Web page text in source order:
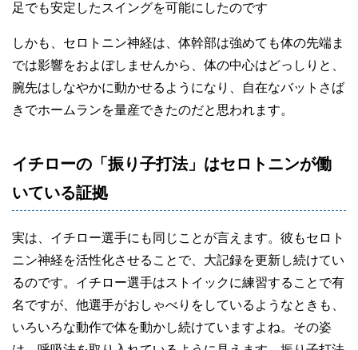
足でも安定したスイングを可能にしたのです
しかも、セロトニン神経は、体幹部は強めても体の先端ま
では影響をおよぼしませんから、体の中心はどっしりと、
腕先はしなやかに動かせるようになり、自在なバットさば
きでホームランを量産できたのだと思われます。
イチローの「振り子打法」はセロトニンが働
いている証拠
実は、イチロー選手にも同じことが言えます。彼もセロト
ニン神経を活性化させることで、大記録を更新し続けてい
るのです。イチロー選手はストイックに練習することで有
名ですが、他選手がおしゃべりをしているようなときも、
いろいろな動作で体を動かし続けていますよね。その姿